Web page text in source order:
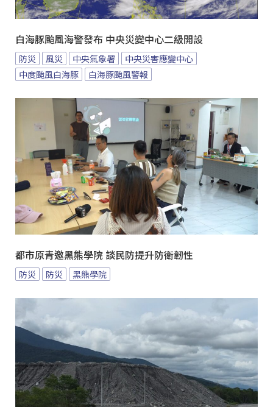
白海豚颱風海警發布 中央災變中心二級開設
防災 風災 中央氣象署
中央災害應變中心
中度颱風白海豚
白海豚颱風警報
都市原青邀黑熊學院 談民防提升防衛韌性
防災 防災 黑熊學院